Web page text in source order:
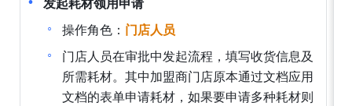
发起耗材领用申请
操作角色： 门店人员
门店人员在审批中发起流程，填写收货信息及
所需耗材。其中加盟商门店原本通过文档应用
文档的表单申请耗材，如果要申请多种耗材则